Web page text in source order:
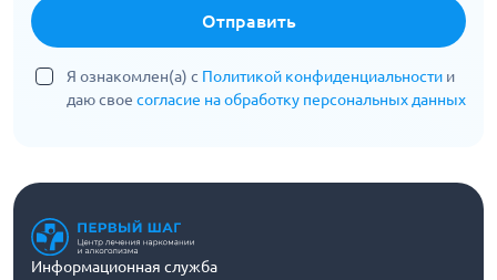
Отправить
Я ознакомлен(а) с Политикой конфиденциальности и
даю свое согласие на обработку персональных данных
Информационная служба